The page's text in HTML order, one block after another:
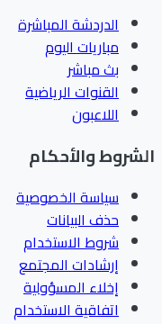
الدردشة المباشرة
مباريات اليوم
بث مباشر
القنوات الرياضية
اللاعبون
والأحكام
سياسة الخصوصية
حذف البيانات
شروط الاستخدام
إرشادات المجتمع
إخلاء المسؤولية
اتفاقية الاستخدام